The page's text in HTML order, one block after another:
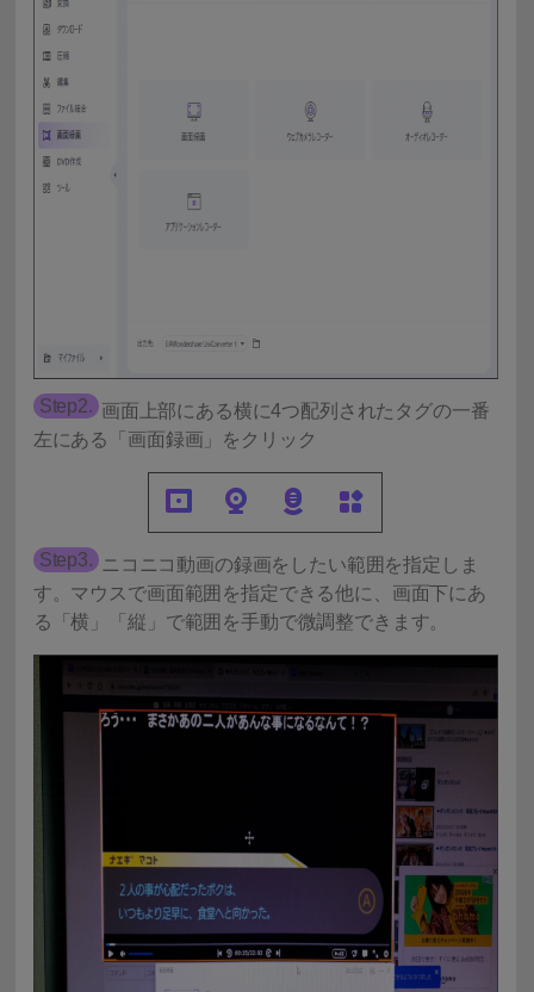
Step2. 画面上部にある横に4つ配列されたタグの一番
左にある「画面録画」をクリック
Step3.
ニコニコ動画の録画をしたい範囲を指定しま
す。マウスで画面範囲を指定できる他に、画面下にあ
る「横」「縦」で範囲を手動で微調整できます。